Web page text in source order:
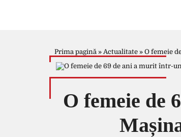
Prima pagină » Actualitate » O femeie
O femeie de